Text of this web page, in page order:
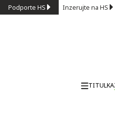
Podporte HS Inzerujte na HS
TITULKA